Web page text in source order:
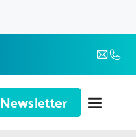
Newsletter